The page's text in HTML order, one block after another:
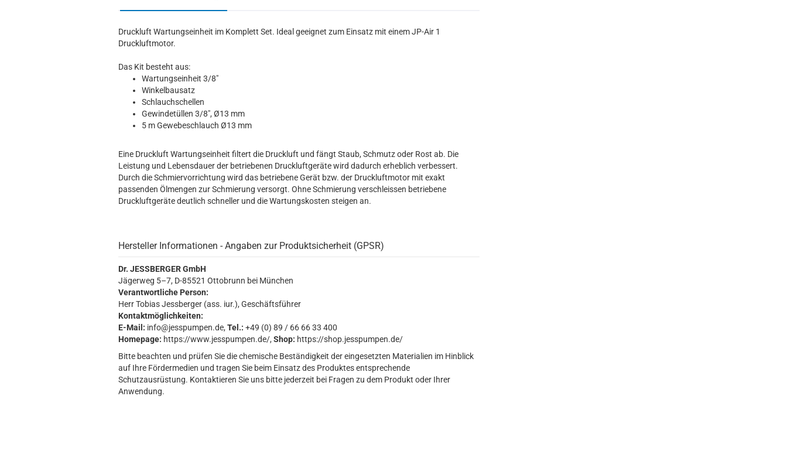
Druckluft Wartungseinheit im Komplett Set. Ideal geeignet zum Einsatz mit einem JP-Air 1
Druckluftmotor.
Das Kit besteht aus:
Wartungseinheit 3/8"
Winkelbausatz
Schlauchschellen
Gewindetüllen 3/8", Ø13 mm
5 m Gewebeschlauch Ø13 mm
Eine Druckluft Wartungseinheit filtert die Druckluft und fängt Staub, Schmutz oder Rost ab. Die
Leistung und Lebensdauer der betriebenen Druckluftgeräte wird dadurch erheblich verbessert.
Durch die Schmiervorrichtung wird das betriebene Gerät bzw. der Druckluftmotor mit exakt
passenden Ölmengen zur Schmierung versorgt. Ohne Schmierung verschleissen betriebene
Druckluftgeräte deutlich schneller und die Wartungskosten steigen an.
Hersteller Informationen - Angaben zur Produktsicherheit (GPSR)
Dr. JESSBERGER GmbH
Jägerweg 5–7, D-85521 Ottobrunn bei München
Verantwortliche Person:
Herr Tobias Jessberger (ass. iur.), Geschäftsführer
Kontaktmöglichkeiten:
E-Mail: info@jesspumpen.de, Tel.: +49 (0) 89 / 66 66 33 400
Homepage: https://www.jesspumpen.de/, Shop: https://shop.jesspumpen.de/
Bitte beachten und prüfen Sie die chemische Beständigkeit der eingesetzten Materialien im Hinblick
auf Ihre Fördermedien und tragen Sie beim Einsatz des Produktes entsprechende
Schutzausrüstung. Kontaktieren Sie uns bitte jederzeit bei Fragen zu dem Produkt oder Ihrer
Anwendung.